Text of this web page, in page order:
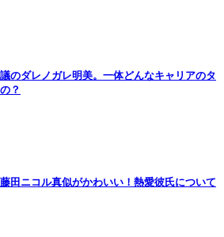
のダレノガレ明美。一体どんなキャリアのタ
？
田ニコル真似がかわいい！熱愛彼氏について